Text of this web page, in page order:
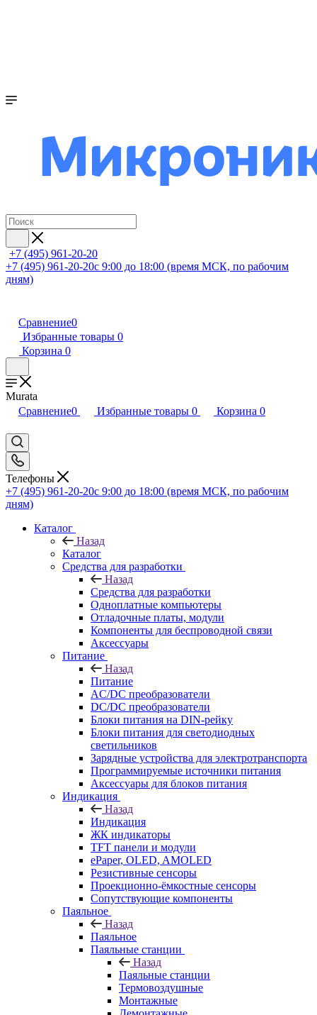
+7 (495) 961-20-20
+7 (495) 961-20-20с 9:00 до 18:00 (время МСК, по рабочим
дням)
Сравнение0
Избранные товары 0
Корзина 0
Murata
Сравнение0 Избранные товары 0 Корзина 0
Телефоны
+7 (495) 961-20-20с 9:00 до 18:00 (время МСК, по рабочим
дням)
Каталог
Назад
Каталог
Средства для разработки
Назад
Средства для разработки
Одноплатные компьютеры
Отладочные платы, модули
Компоненты для беспроводной связи
Аксессуары
Питание
Назад
Питание
AC/DC преобразователи
DC/DC преобразователи
Блоки питания на DIN-рейку
Блоки питания для светодиодных
светильников
Зарядные устройства для электротранспорта
Программируемые источники питания
Аксессуары для блоков питания
Индикация
Назад
Индикация
ЖК индикаторы
TFT панели и модули
ePaper, OLED, AMOLED
Резистивные сенсоры
Проекционно-ёмкостные сенсоры
Сопутствующие компоненты
Паяльное
Назад
Паяльное
Паяльные станции
Назад
Паяльные станции
Термовоздушные
Монтажные